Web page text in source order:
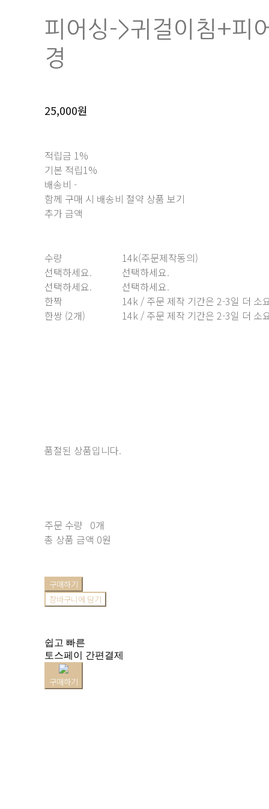
피어싱->귀걸이침+피
경
25,000원
적립금 1%
기본 적립1%
배송비 -
함께 구매 시 배송비 절약 상품 보기
추가 금액
수량
선택하세요.
선택하세요.
한짝
한쌍 (2개)
14k(주문제작동의)
선택하세요.
선택하세요.
14k / 주문 제작 기간은 2-3일 더 소
14k / 주문 제작 기간은 2-3일 더 소
품절된 상품입니다.
주문 수량 0개
총 상품 금액 0원
구매하기
장바구니에 담기
쉽고 빠른
토스페이 간편결제
구매하기